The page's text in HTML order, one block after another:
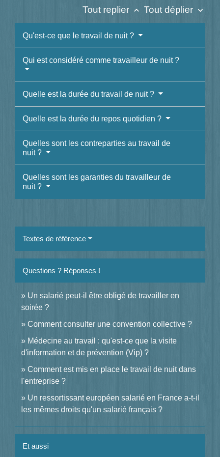
Tout replier keyboard_arrow_up Tout déplier keyboard_arrow_down
Qu'est-ce que le travail de nuit ?
Qui est considéré comme travailleur de nuit ?
Quelle est la durée du travail de nuit ?
Quelle est la durée du repos quotidien ?
Quelles sont les contreparties au travail de
nuit ?
Quelles sont les garanties du travailleur de
nuit ?
Textes de référence
Questions ? Réponses !
Un salarié peut-il être obligé de travailler en
soirée ?
Comment consulter une convention collective ?
Médecine au travail : qu'est-ce que la visite
d'information et de prévention (Vip) ?
Comment est mis en place le travail de nuit dans
l'entreprise ?
Un ressortissant européen salarié en France a-t-il
les mêmes droits qu'un salarié français ?
Et aussi